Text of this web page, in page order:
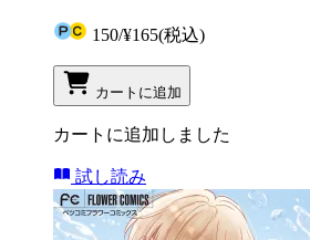
150/¥165(税込)
カートに追加
カートに追加しました
試し読み